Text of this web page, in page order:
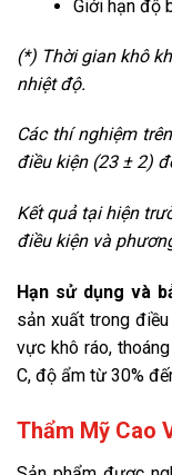
Giới hạn độ
(*) Thời gian khô
nhiệt độ.
Các thí nghiệm
điều kiện (23 ± 2)
Kết quả tại hiện
điều kiện và
Hạn sử dụng và
sản xuất trong
vực khô ráo,
C, độ ẩm từ 30%
Thẩm Mỹ Cao